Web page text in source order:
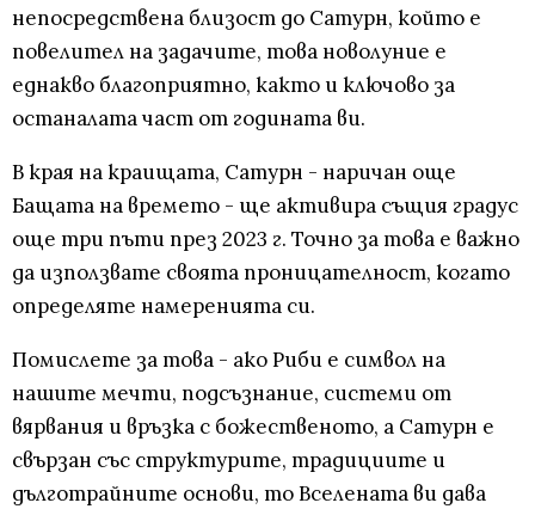
непосредствена близост до Сатурн, който е
повелител на задачите, това новолуние е
еднакво благоприятно, както и ключово за
останалата част от годината ви.
В края на краищата, Сатурн - наричан още
Бащата на времето - ще активира същия градус
още три пъти през 2023 г. Точно за това е важно
да използвате своята проницателност, когато
определяте намеренията си.
Помислете за това - ако Риби е символ на
нашите мечти, подсъзнание, системи от
вярвания и връзка с божественото, а Сатурн е
свързан със структурите, традициите и
дълготрайните основи, то Вселената ви дава